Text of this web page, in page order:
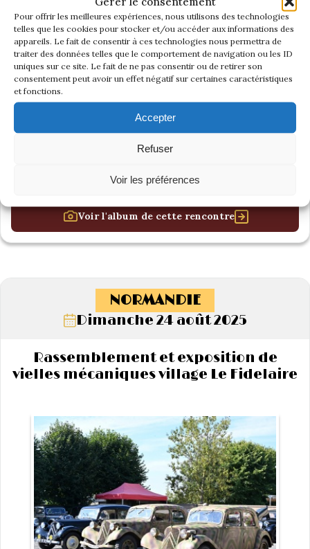
Pour offrir les meilleures expériences, nous utilisons des technologies
telles que les cookies pour stocker et/ou accéder aux informations des
appareils. Le fait de consentir à ces technologies nous permettra de
traiter des données telles que le comportement de navigation ou les ID
uniques sur ce site. Le fait de ne pas consentir ou de retirer son
consentement peut avoir un effet négatif sur certaines caractéristiques
et fonctions.
Accepter
Refuser
Voir les préférences
Voir l'album de cette rencontre
NORMANDIE
Dimanche 24 août 2025
Rassemblement et exposition de
vielles mécaniques village Le Fidelaire